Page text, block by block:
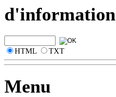
d'information
HTML TXT
Menu